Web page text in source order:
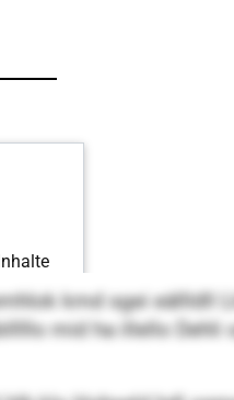
kmd sgei eällldll
mid ha illello Dehli